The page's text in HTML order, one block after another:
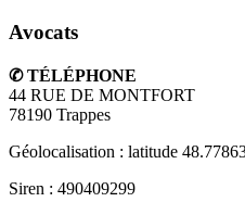
Avocats
✆ TÉLÉPHONE
44 RUE DE MONTFORT
78190 Trappes
Géolocalisation : latitude
Siren : 490409299